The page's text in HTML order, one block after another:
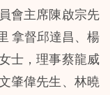
會主席陳啟宗先
拿督邱達昌、楊
士，理事蔡龍威
肇偉先生、林曉